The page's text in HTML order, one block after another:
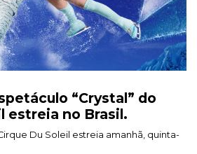
“Crystal” do
estreia no Brasil.
Du Soleil estreia amanhã, quinta-